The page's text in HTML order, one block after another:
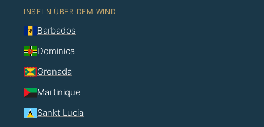
INSELN ÜBER DEM WIND
Barbados
Dominica
Grenada
Martinique
Sankt Lucia